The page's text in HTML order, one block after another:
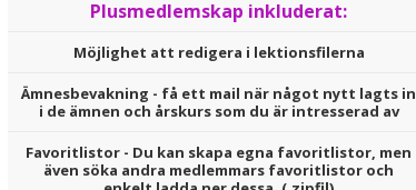
Plusmedlemskap inkluderat:
Möjlighet att redigera i lektionsfilerna
Ämnesbevakning - få ett mail när något nytt lagts in
i de ämnen och årskurs som du är intresserad av
Favoritlistor - Du kan skapa egna favoritlistor, men
även söka andra medlemmars favoritlistor och